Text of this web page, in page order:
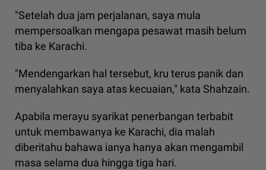
"Setelah dua jam perjalanan, saya mula
mempersoalkan mengapa pesawat masih belum
tiba ke Karachi.
"Mendengarkan hal tersebut, kru terus panik dan
menyalahkan saya atas kecuaian," kata Shahzain.
Apabila merayu syarikat penerbangan terbabit
untuk membawanya ke Karachi, dia malah
diberitahu bahawa ianya hanya akan mengambil
masa selama dua hingga tiga hari.